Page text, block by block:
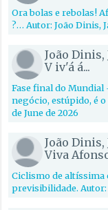
Ora bolas e rebolas!
?… Autor: João Dinis,
João Dinis,
V iv'á á...
Fase final do Mundial
negócio, estúpido, é
de June de 2026
João Dinis,
Viva
Ciclismo de altíssima
previsibilidade. Autor: